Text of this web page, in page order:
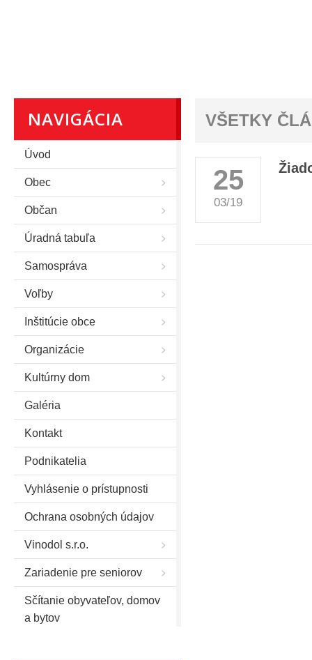
NAVIGÁCIA
Úvod
Obec
Občan
Úradná tabuľa
Samospráva
Voľby
Inštitúcie obce
Organizácie
Kultúrny dom
Galéria
Kontakt
Podnikatelia
Vyhlásenie o prístupnosti
Ochrana osobných údajov
Vinodol s.r.o.
Zariadenie pre seniorov
Sčítanie obyvateľov, domov
a bytov
VŠETKY
25
03/19